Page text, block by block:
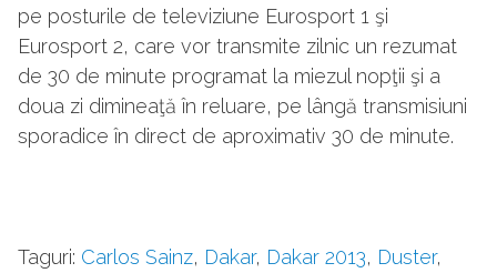
pe posturile de televiziune Eurosport 1 şi
Eurosport 2, care vor transmite zilnic un rezumat
de 30 de minute programat la miezul nopţii şi a
doua zi dimineaţă în reluare, pe lângă transmisiuni
sporadice în direct de aproximativ 30 de minute.
Taguri: Carlos Sainz, Dakar, Dakar 2013, Duster,